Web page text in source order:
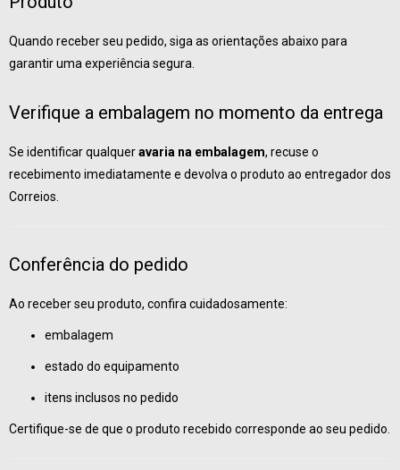
Quando receber seu pedido, siga as orientações abaixo para
garantir uma experiência segura.
Verifique a embalagem no momento da entrega
Se identificar qualqueravaria na embalagem, recuse o
recebimento imediatamente e devolva o produto ao entregador dos
Correios.
Conferência do pedido
Ao receber seu produto, confira cuidadosamente:
embalagem
estado do equipamento
itens inclusos no pedido
Certifique-se de que o produto recebido corresponde ao seu pedido.